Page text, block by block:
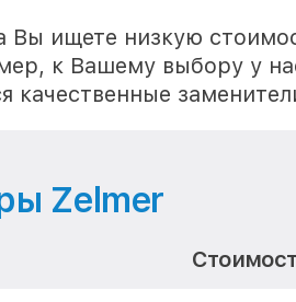
Вы ищете низкую
к Вашему выбору у
качественные
Zelmer